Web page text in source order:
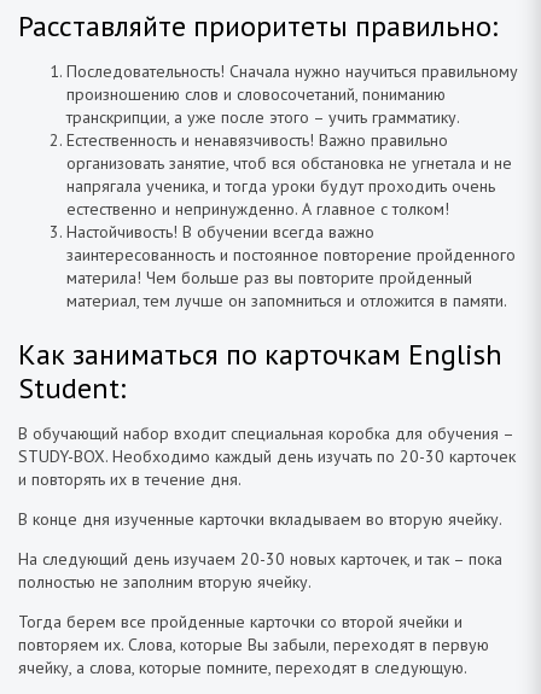
Расставляйте приоритеты правильно:
Последовательность! Сначала нужно научиться правильному
произношению слов и словосочетаний, пониманию
транскрипции, а уже после этого – учить грамматику.
Естественность и ненавязчивость! Важно правильно
организовать занятие, чтоб вся обстановка не угнетала и не
напрягала ученика, и тогда уроки будут проходить очень
естественно и непринужденно. А главное с толком!
Настойчивость! В обучении всегда важно
заинтересованность и постоянное повторение пройденного
материла! Чем больше раз вы повторите пройденный
материал, тем лучше он запомниться и отложится в памяти.
Как заниматься по карточкам English
Student:
В обучающий набор входит специальная коробка для обучения –
STUDY-BOX. Необходимо каждый день изучать по 20-30 карточек
и повторять их в течение дня.
В конце дня изученные карточки вкладываем во вторую ячейку.
На следующий день изучаем 20-30 новых карточек, и так – пока
полностью не заполним вторую ячейку.
Тогда берем все пройденные карточки со второй ячейки и
повторяем их. Слова, которые Вы забыли, переходят в первую
ячейку, а слова, которые помните, переходят в следующую.